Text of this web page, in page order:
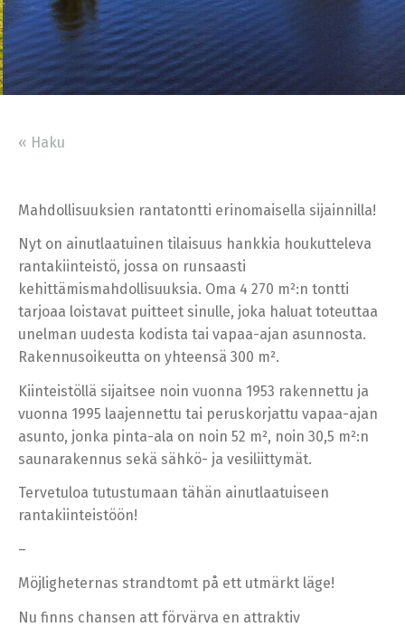
« Haku
Mahdollisuuksien rantatontti erinomaisella sijainnilla!
Nyt on ainutlaatuinen tilaisuus hankkia houkutteleva
rantakiinteistö, jossa on runsaasti
kehittämismahdollisuuksia. Oma 4 270 m²:n tontti
tarjoaa loistavat puitteet sinulle, joka haluat toteuttaa
unelman uudesta kodista tai vapaa-ajan asunnosta.
Rakennusoikeutta on yhteensä 300 m².
Kiinteistöllä sijaitsee noin vuonna 1953 rakennettu ja
vuonna 1995 laajennettu tai peruskorjattu vapaa-ajan
asunto, jonka pinta-ala on noin 52 m², noin 30,5 m²:n
saunarakennus sekä sähkö- ja vesiliittymät.
Tervetuloa tutustumaan tähän ainutlaatuiseen
rantakiinteistöön!
–
Möjligheternas strandtomt på ett utmärkt läge!
Nu finns chansen att förvärva en attraktiv